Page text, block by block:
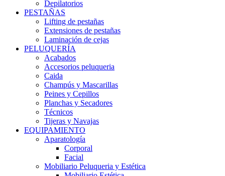
Depilatorios
PESTAÑAS
Lifting de pestañas
Extensiones de pestañas
Laminación de cejas
PELUQUERÍA
Acabados
Accesorios peluqueria
Caida
Champús y Mascarillas
Peines y Cepillos
Planchas y Secadores
Técnicos
Tijeras y Navajas
EQUIPAMIENTO
Aparatología
Corporal
Facial
Mobiliario Peluqueria y Estética